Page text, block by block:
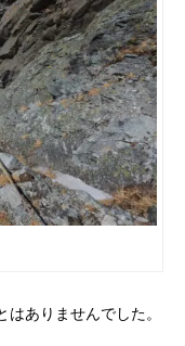
ありませんでした。